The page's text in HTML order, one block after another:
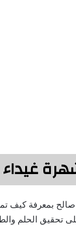
غيداء
صالح بمعرفة
تحقيق الحلم